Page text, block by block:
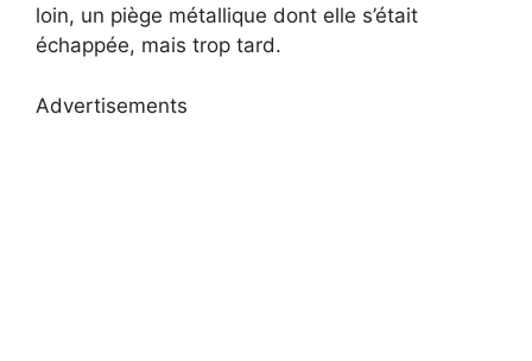
loin, un piège métallique dont elle s’était
échappée, mais trop tard.
Advertisements